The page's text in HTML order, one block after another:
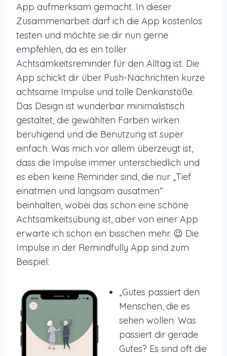
App aufmerksam gemacht. In dieser
Zusammenarbeit darf ich die App kostenlos
testen und möchte sie dir nun gerne
empfehlen, da es ein toller
Achtsamkeitsreminder für den Alltag ist. Die
App schickt dir über Push-Nachrichten kurze
achtsame Impulse und tolle Denkanstöße.
Das Design ist wunderbar minimalistisch
gestaltet, die gewählten Farben wirken
beruhigend und die Benutzung ist super
einfach. Was mich vor allem überzeugt ist,
dass die Impulse immer unterschiedlich und
es eben keine Reminder sind, die nur „Tief
einatmen und langsam ausatmen“
beinhalten, wobei das schon eine schöne
Achtsamkeitsübung ist, aber von einer App
erwarte ich schon ein bisschen mehr. 😉 Die
Impulse in der Remindfully App sind zum
Beispiel:
„Gutes passiert den
Menschen, die es
sehen wollen. Was
passiert dir gerade
Gutes? Es sind oft die